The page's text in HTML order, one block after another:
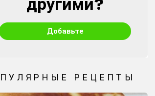
другими?
Добавьте
РЕЦЕПТЫ